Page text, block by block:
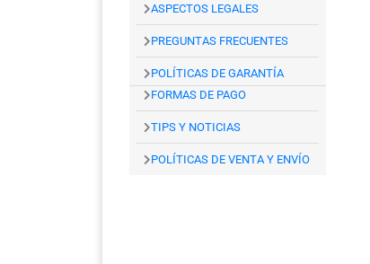
ASPECTOS LEGALES
PREGUNTAS FRECUENTES
POLÍTICAS DE GARANTÍA
FORMAS DE PAGO
TIPS Y NOTICIAS
POLÍTICAS DE VENTA Y ENVÍO